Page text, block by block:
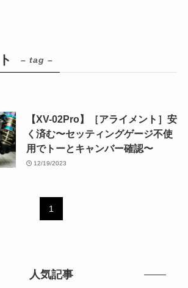
– tag –
【XV-02Pro】［アライメント］安
く済む〜セッティングゲージ不使
用でトーとキャンバー確認〜
12/19/2023
1
人気記事